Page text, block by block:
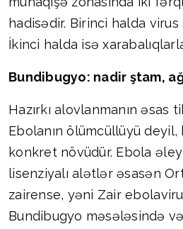
hadisədir. Birinci halda
İkinci halda isə
Bundibugyo: nadir ştam,
Hazırkı alovlanmanın
Ebolanın ölümcüllüyü
konkret növüdür. Ebola
lisenziyalı alətlər əsasən
zairense, yəni Zair
Bundibugyo məsələsində